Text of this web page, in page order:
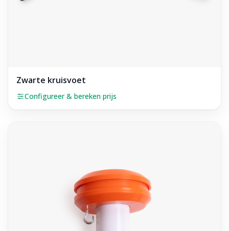
Zwarte kruisvoet
Configureer & bereken prijs